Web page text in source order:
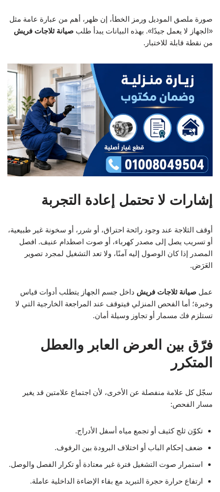
صورة ملصق الموديل ورمز الخطأ، إن ظهر، أهم من عبارة عامة مثل
«الجهاز لا يعمل جيدًا». بهذه البيانات يبدأ طلب صيانة ثلاجات فريش
من نقطة قابلة للاختبار.
إشارات لا تحتمل إعادة التجربة
أوقف الثلاجة عند وجود رائحة احتراق، أو شرر، أو سخونة غير طبيعية،
أو تسريب يصل إلى مصدر كهرباء، أو صوت اصطدام عنيف. افصل
المصدر إذا كان الوصول إليه آمنًا، ولا تعد التشغيل لمجرد تصوير
العَرَض.
عمل صيانة ثلاجات فريش داخل جسم الجهاز يتطلب أدوات قياس
وخبرة؛ أما الفحص المنزلي فيتوقف عند المراجعة الخارجية التي لا
تستلزم فك مسمار أو تجاوز وسيلة أمان.
فرّق بين العرض العابر والعطل
المتكرر
سجّل كل علامة منفصلة عن الأخرى، لأن اجتماع علامتين قد يغير
مسار الفحص:
تكوّن ثلج كثيف أو تجمع مياه أسفل الأدراج.
ضعف إحكام الباب أو اختلاف البرودة بين الرفوف.
استمرار صوت التشغيل فترة غير معتادة أو تكرار الفصل والوصل.
ارتفاع حرارة حجرة التبريد مع بقاء الإضاءة الداخلية عاملة.